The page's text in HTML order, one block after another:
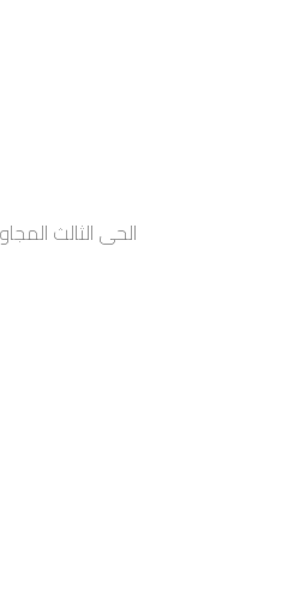
الحى الثالث المجاورة الثالثة عمارة